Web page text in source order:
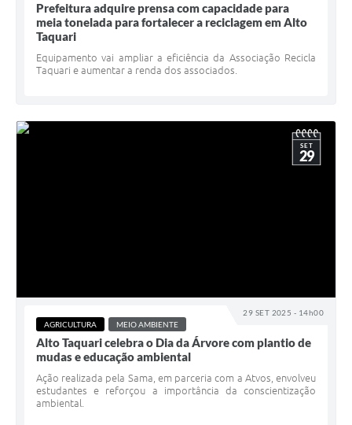
Prefeitura adquire prensa com capacidade para
meia tonelada para fortalecer a reciclagem em Alto
Taquari
Equipamento vai ampliar a eficiência da Associação Recicla
Taquari e aumentar a renda dos associados.
29 SET 2025 - 14h00
SET
29
AGRICULTURA MEIO AMBIENTE
Alto Taquari celebra o Dia da Árvore com plantio de
mudas e educação ambiental
Ação realizada pela Sama, em parceria com a Atvos, envolveu
estudantes e reforçou a importância da conscientização
ambiental.